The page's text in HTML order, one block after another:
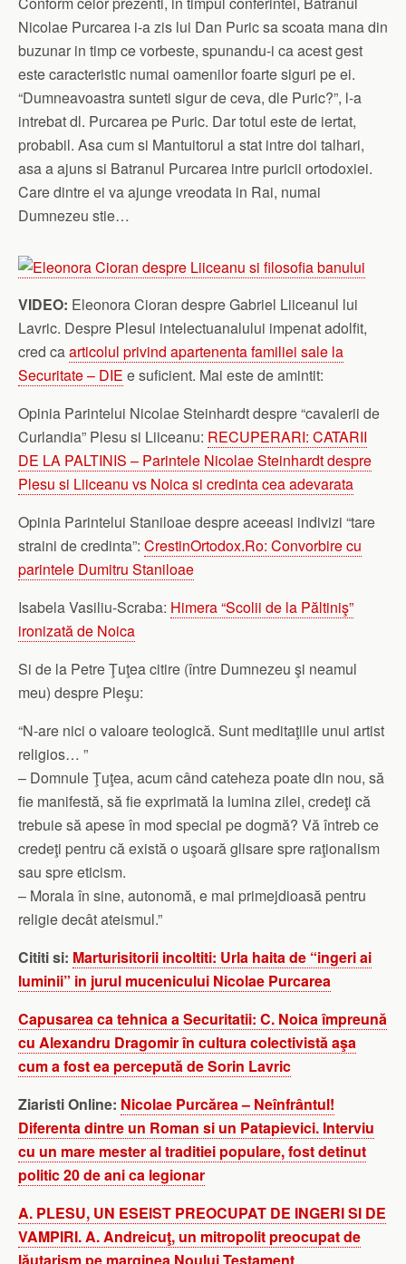
Nicolae Purcarea i-a zis lui Dan Puric sa scoata mana din
buzunar in timp ce vorbeste, spunandu-i ca acest gest
este caracteristic numai oamenilor foarte siguri pe ei.
“Dumneavoastra sunteti sigur de ceva, dle Puric?”, l-a
intrebat dl. Purcarea pe Puric. Dar totul este de iertat,
probabil. Asa cum si Mantuitorul a stat intre doi talhari,
asa a ajuns si Batranul Purcarea intre puricii ortodoxiei.
Care dintre ei va ajunge vreodata in Rai, numai
Dumnezeu stie…
VIDEO: Eleonora Cioran despre Gabriel Liiceanul lui
Lavric. Despre Plesul intelectuanalului impenat adolfit,
cred caarticolul privind apartenenta familiei sale la
Securitate – DIE e suficient. Mai este de amintit:
Opinia Parintelui Nicolae Steinhardt despre “cavalerii de
Curlandia” Plesu si Liiceanu: RECUPERARI: CATARII
DE LA PALTINIS – Parintele Nicolae Steinhardt despre
Plesu si Liiceanu vs Noica si credinta cea adevarata
Opinia Parintelui Staniloae despre aceeasi indivizi “tare
straini de credinta”: CrestinOrtodox.Ro: Convorbire cu
parintele Dumitru Staniloae
Isabela Vasiliu-Scraba: Himera “Scolii de la Păltiniş”
ironizată de Noica
Si de la Petre Ţuţea citire (între Dumnezeu şi neamul
meu) despre Pleşu:
“N-are nici o valoare teologică. Sunt meditaţiile unui artist
religios… ”
– Domnule Ţuţea, acum când cateheza poate din nou, să
fie manifestă, să fie exprimată la lumina zilei, credeţi că
trebuie să apese în mod special pe dogmă? Vă întreb ce
credeţi pentru că există o uşoară glisare spre raţionalism
sau spre eticism.
– Morala în sine, autonomă, e mai primejdioasă pentru
religie decât ateismul.”
Cititi si: Marturisitorii incoltiti: Urla haita de “ingeri ai
luminii” in jurul mucenicului Nicolae Purcarea
Capusarea ca tehnica a Securitatii: C. Noica împreună
cu Alexandru Dragomir în cultura colectivistă aşa
cum a fost ea percepută de Sorin Lavric
Ziaristi Online: Nicolae Purcărea – Neînfrântul!
Diferenta dintre un Roman si un Patapievici. Interviu
cu un mare mester al traditiei populare, fost detinut
politic 20 de ani ca legionar
A. PLESU, UN ESEIST PREOCUPAT DE INGERI SI DE
VAMPIRI. A. Andreicuţ, un mitropolit preocupat de
lăutarism pe marginea Noului Testament